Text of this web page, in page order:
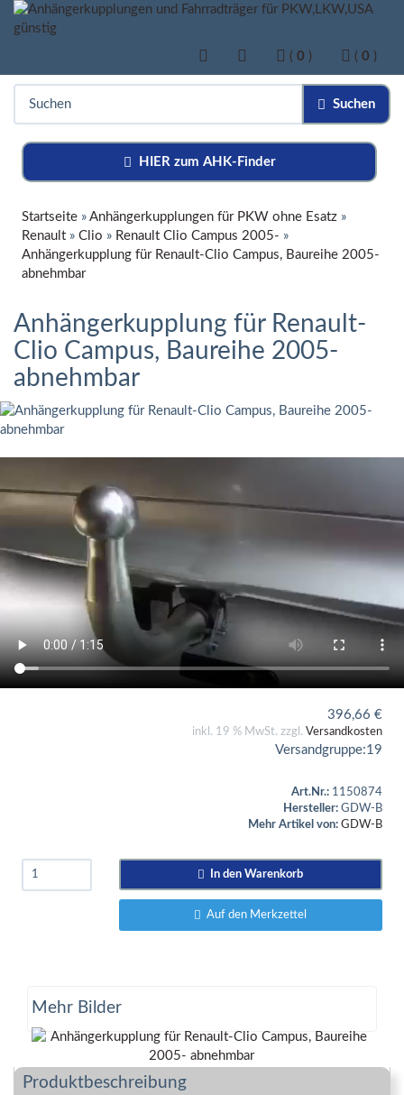
( 0 ) ( 0 )
Suchen
HIER zum AHK-Finder
Startseite » Anhängerkupplungen für PKW ohne Esatz »
Renault » Clio » Renault Clio Campus 2005- »
Anhängerkupplung für Renault-Clio Campus, Baureihe 2005-
abnehmbar
Anhängerkupplung für Renault-
Clio Campus, Baureihe 2005-
abnehmbar
396,66 €
inkl. 19 % MwSt. zzgl. Versandkosten
Versandgruppe:19
Art.Nr.: 1150874
Hersteller: GDW-B
Mehr Artikel von: GDW-B
In den Warenkorb
Auf den Merkzettel
Mehr Bilder
Produktbeschreibung